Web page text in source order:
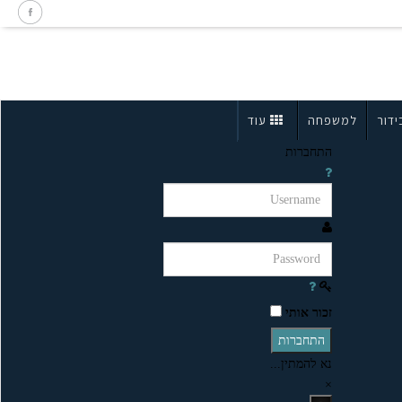
למשפחה עוד
התחברות
זכור אותי
התחברות
נא להמתין...
×